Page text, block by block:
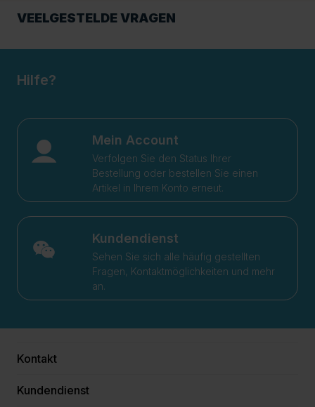
VEELGESTELDE VRAGEN
Hilfe?
Mein Account
Verfolgen Sie den Status Ihrer
Bestellung oder bestellen Sie einen
Artikel in Ihrem Konto erneut.
Kundendienst
Sehen Sie sich alle häufig gestellten
Fragen, Kontaktmöglichkeiten und mehr
an.
Kontakt
Kundendienst